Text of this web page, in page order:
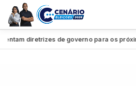
diretrizes de governo para os próximos